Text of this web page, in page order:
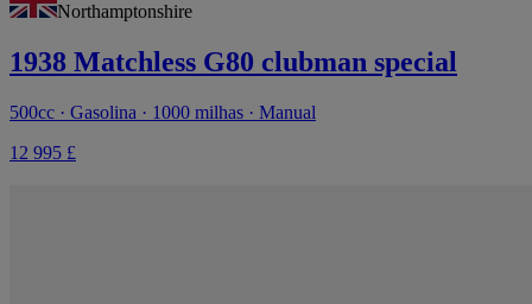
Northamptonshire
1938 Matchless G80 clubman special
500cc · Gasolina · 1000 milhas · Manual
12 995 £